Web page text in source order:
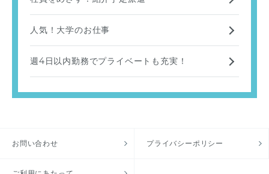
人気！大学のお仕事
週4日以内勤務でプライベートも充実！
お問い合わせ プライバシーポリシー